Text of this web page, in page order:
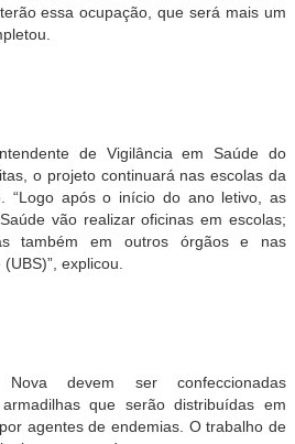
essa ocupação, que será mais um
de Vigilância em Saúde do
o projeto continuará nas escolas da
“Logo após o início do ano letivo, as
vão realizar oficinas em escolas;
também em outros órgãos e nas
explicou.
devem ser confeccionadas
que serão distribuídas em
agentes de endemias. O trabalho de